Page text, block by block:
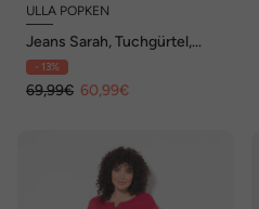
ULLA POPKEN
Jeans Sarah, Tuchgürtel,
verkürzt, schmales Bein
- 13%
69,99€ 60,99€